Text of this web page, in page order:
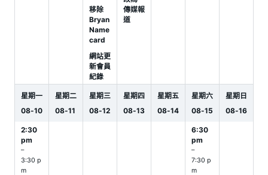
移除
Bryan
Name
card
網站更
新會員
紀錄
傳媒報
道
星期一
08-10
2:30
pm
–
3:30 p
m
星期二
08-11
星期三
08-12
星期四
08-13
星期五
08-14
星期六
08-15
6:30
pm
–
7:30 p
m
星期日
08-16